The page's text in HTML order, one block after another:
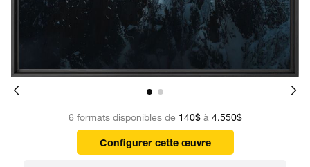
6 formats disponibles de 140$à 4.550$
Configurer cette œuvre